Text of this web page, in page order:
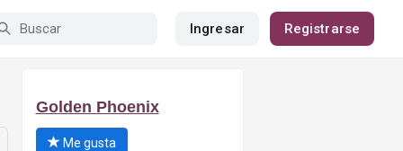
Ingresar Registrarse
Golden Phoenix
Me gusta